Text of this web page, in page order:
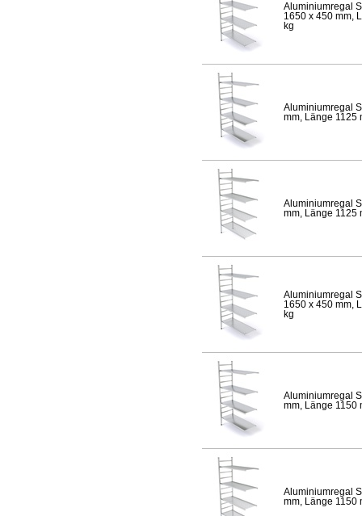
Aluminiumregal
1650 x 450 mm,
kg
Aluminiumregal
mm, Länge 1125
Aluminiumregal
mm, Länge 1125
Aluminiumregal
1650 x 450 mm,
kg
Aluminiumregal
mm, Länge 1150
Aluminiumregal
mm, Länge 1150